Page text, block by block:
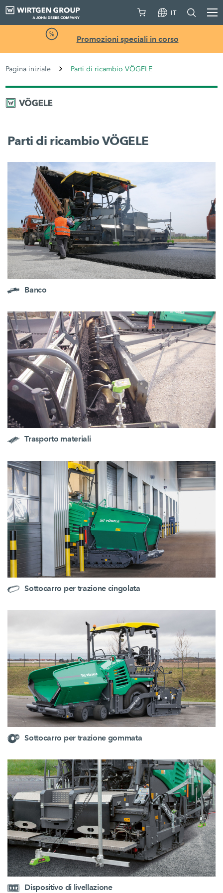
IT
Promozioni speciali in corso
Pagina iniziale Parti di ricambio VÖGELE
Parti di ricambio VÖGELE
Banco
Trasporto materiali
Sottocarro per trazione cingolata
Sottocarro per trazione gommata
Dispositivo di livellazione